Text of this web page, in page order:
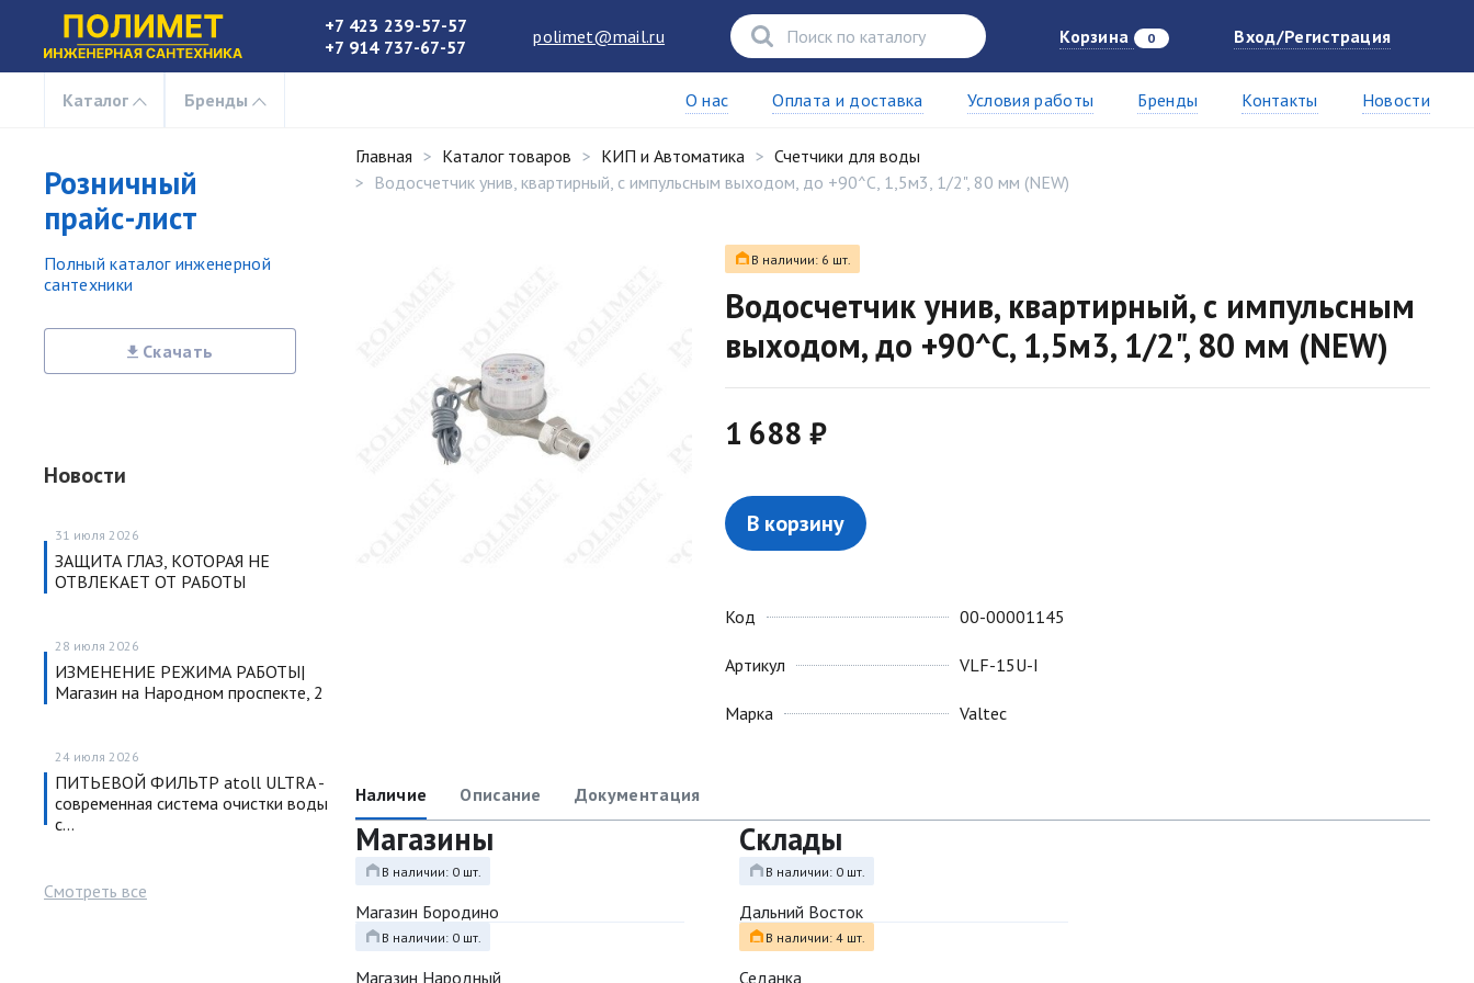
+7 423 239-57-57
+7 914 737-67-57
polimet@mail.ru Корзина 0 Вход/Регистрация
Каталог Бренды О нас Оплата и доставка Условия работы Бренды Контакты Новости
Розничный
прайс-лист
Полный каталог инженерной
сантехники
Скачать
Новости
31 июля 2026
ЗАЩИТА ГЛАЗ, КОТОРАЯ НЕ
ОТВЛЕКАЕТ ОТ РАБОТЫ
28 июля 2026
ИЗМЕНЕНИЕ РЕЖИМА РАБОТЫ|
Магазин на Народном проспекте, 2
24 июля 2026
ПИТЬЕВОЙ ФИЛЬТР atoll ULTRA -
современная система очистки воды
с…
Смотреть все
Главная Каталог товаров КИП и Автоматика
Счетчики для воды
Водосчетчик унив, квартирный, с импульсным выходом, до +90^С, 1,5м3, 1/2", 80 мм (NEW)
В наличии: 6 шт.
Водосчетчик унив, квартирный, с импульсным
выходом, до +90^С, 1,5м3, 1/2", 80 мм (NEW)
1 688 ₽
В корзину
Код
Артикул
Марка
00-00001145
VLF-15U-I
Valtec
Наличие Описание Документация
Магазины
В наличии: 0 шт.
Магазин Бородино
В наличии: 0 шт.
Магазин Народный
Склады
В наличии: 0 шт.
Дальний Восток
В наличии: 4 шт.
Седанка